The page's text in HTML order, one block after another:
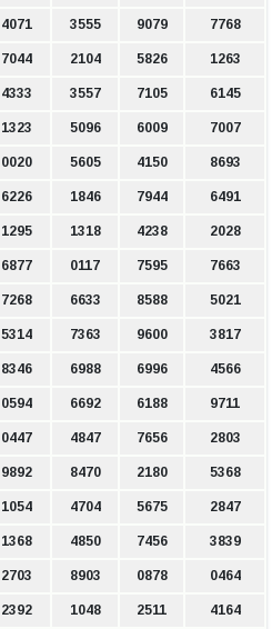
4071 3555 9079 7768
7044 2104 5826 1263
4333 3557 7105 6145
1323 5096 6009 7007
0020 5605 4150 8693
6226 1846 7944 6491
1295 1318 4238 2028
6877 0117 7595 7663
7268 6633 8588 5021
5314 7363 9600 3817
8346 6988 6996 4566
0594 6692 6188 9711
0447 4847 7656 2803
9892 8470 2180 5368
1054 4704 5675 2847
1368 4850 7456 3839
2703 8903 0878 0464
2392 1048 2511 4164